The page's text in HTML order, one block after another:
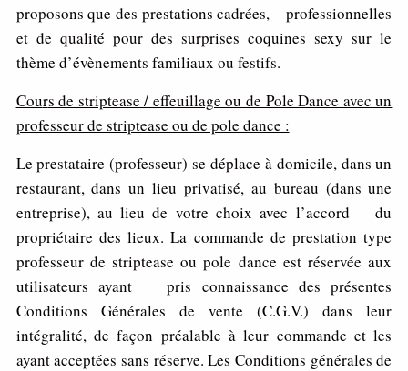
proposons que des prestations cadrées, professionnelles
et de qualité pour des surprises coquines sexy sur le
thème d’évènements familiaux ou festifs.
Cours de striptease / effeuillage ou de Pole Dance avec un
professeur de striptease ou de pole dance :
Le prestataire (professeur) se déplace à domicile, dans un
restaurant, dans un lieu privatisé, au bureau (dans une
entreprise), au lieu de votre choix avec l’accord du
propriétaire des lieux. La commande de prestation type
professeur de striptease ou pole dance est réservée aux
utilisateurs ayant pris connaissance des présentes
Conditions Générales de vente (C.G.V.) dans leur
intégralité, de façon préalable à leur commande et les
ayant acceptées sans réserve. Les Conditions générales de